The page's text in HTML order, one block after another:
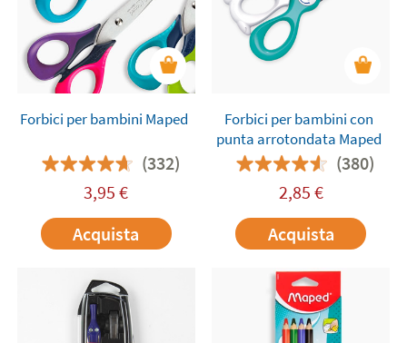
Forbici per bambini Maped
(332)
3,95 €
Acquista
Forbici per bambini con
punta arrotondata Maped
(380)
2,85 €
Acquista